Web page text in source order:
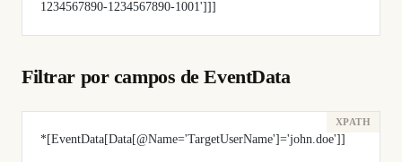
1234567890-1234567890-1001']]]
Filtrar por campos de EventData
*[EventData[Data[@Name='TargetUserName']='john.doe']]